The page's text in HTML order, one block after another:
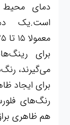
دمای
است.یک
معمولا 15 تا 25 درجه سانتی‌گراد است.
برای
می‌گیرند،
برای ایجاد
رنگ‌های
هم ظاهری